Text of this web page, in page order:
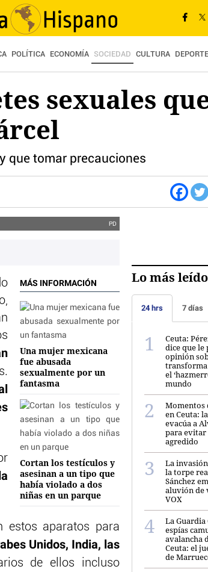
POLÍTICA ECONOMÍA SOCIEDAD CULTURA
sexuales
que tomar precauciones
PD
MÁS INFORMACIÓN
Una mujer mexicana
fue abusada
sexualmente por un
fantasma
Cortan los testículos y
asesinan a un tipo que
había violado a dos
niñas en un parque
estos aparatos para
Unidos, India, las
de ellos incluso
Lo más leído
24 hrs 7 días
Ceuta:
dice que le
opinión
transforma
el
mundo
Momentos
en Ceuta:
evacúa a
para evitar
agredido
La
la torpe
Sánchez
aluvión de
VOX
La
espías
avalancha
Ceuta: el
de